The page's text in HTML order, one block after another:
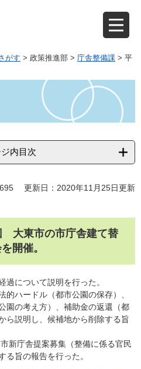
がす > 政策推進部 > 庁舎整備課 > 平
内目次
更新日：2020年11月25日更新
大東市の市庁舎建て替
開催。
過について説明を行った。
的ハードル（都市公園の保存）、
園の考え方）、補助金の返還（都
ら説明し、候補地から削除する旨
新庁舎提案募集（整備に係る官民
る旨の報告を行った。